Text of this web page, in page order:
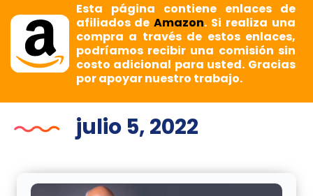
Esta página contiene enlaces de
afiliados deAmazon. Si realiza una
compra a través de estos enlaces,
podríamos recibir una comisión sin
costo adicional para usted. Gracias
por apoyar nuestro trabajo.
julio 5, 2022